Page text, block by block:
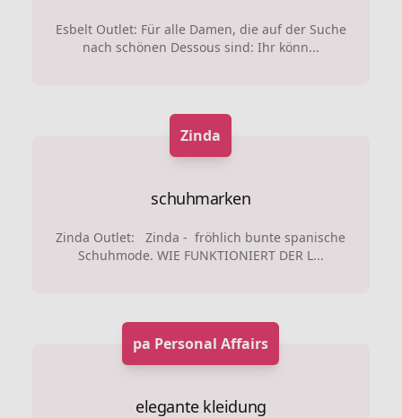
Esbelt Outlet: Für alle Damen, die auf der Suche
nach schönen Dessous sind: Ihr könn...
Zinda
schuhmarken
Zinda Outlet: Zinda - fröhlich bunte spanische
Schuhmode. WIE FUNKTIONIERT DER L...
pa Personal Affairs
elegante kleidung